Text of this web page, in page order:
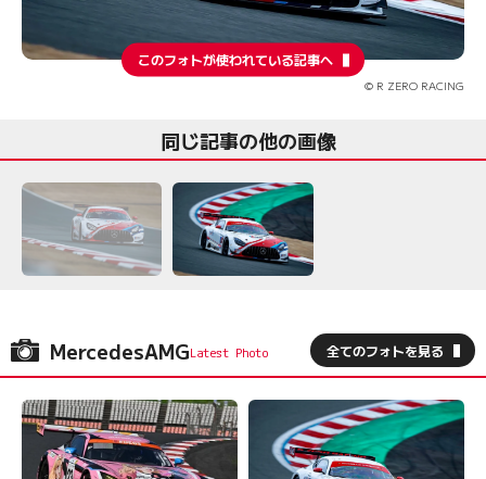
このフォトが使われている記事へ
© R ZERO RACING
同じ記事の他の画像
MercedesAMG 全てのフォトを見る